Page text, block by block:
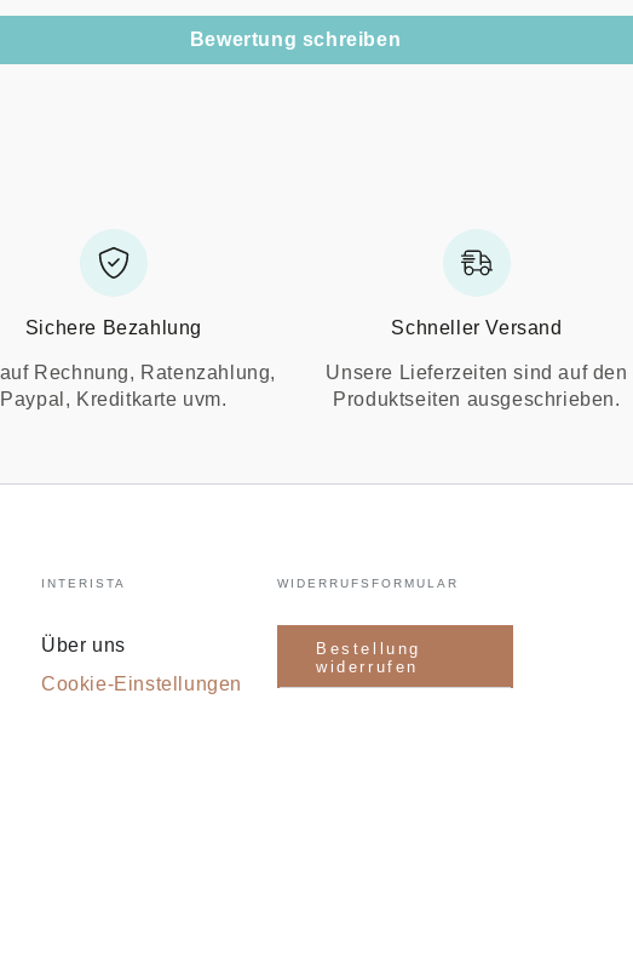
Bewertung schreiben
Sichere Bezahlung
Rechnung, Ratenzahlung,
Paypal, Kreditkarte uvm.
Schneller Versand
Unsere Lieferzeiten sind auf den
Produktseiten ausgeschrieben.
INTERISTA
Über uns
Cookie-Einstellungen
WIDERRUFSFORMULAR
Bestellung
widerrufen